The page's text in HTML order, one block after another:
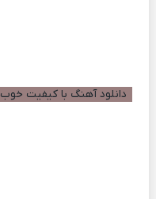
دانلود آهنگ با کیفیت خوب 128